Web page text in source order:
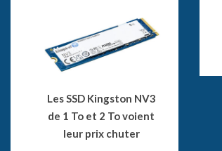
Les SSD Kingston NV3
de 1 To et 2 To voient
leur prix chuter